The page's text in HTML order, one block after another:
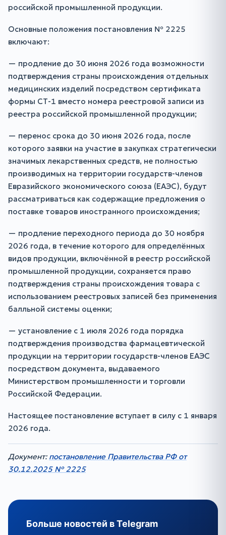
российской промышленной продукции.
Основные положения постановления № 2225
включают:
— продление до 30 июня 2026 года возможности
подтверждения страны происхождения отдельных
медицинских изделий посредством сертификата
формы СТ-1 вместо номера реестровой записи из
реестра российской промышленной продукции;
— перенос срока до 30 июня 2026 года, после
которого заявки на участие в закупках стратегически
значимых лекарственных средств, не полностью
производимых на территории государств-членов
Евразийского экономического союза (ЕАЭС), будут
рассматриваться как содержащие предложения о
поставке товаров иностранного происхождения;
— продление переходного периода до 30 ноября
2026 года, в течение которого для определённых
видов продукции, включённой в реестр российской
промышленной продукции, сохраняется право
подтверждения страны происхождения товара с
использованием реестровых записей без применения
балльной системы оценки;
— установление с 1 июля 2026 года порядка
подтверждения производства фармацевтической
продукции на территории государств-членов ЕАЭС
посредством документа, выдаваемого
Министерством промышленности и торговли
Российской Федерации.
Настоящее постановление вступает в силу с 1 января
2026 года.
Документ: постановление Правительства РФ от
30.12.2025 № 2225
Больше новостей в Telegram